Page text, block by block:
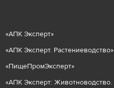
«АПК Эксперт»
«АПК Эксперт. Растениеводство»
«ПищеПромЭксперт»
«АПК Эксперт: Животноводство.